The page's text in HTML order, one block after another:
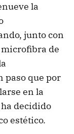
la
junto con
de
paso que por
en la
decidido
estético.